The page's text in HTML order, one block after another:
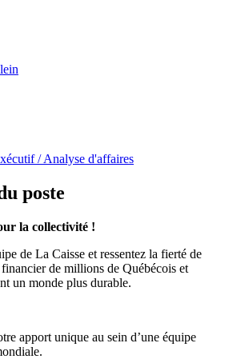
/ Analyse d'affaires
poste
la collectivité !
de La Caisse et ressentez la fierté de
de millions de Québécois et
un monde plus durable.
apport unique au sein d’une équipe